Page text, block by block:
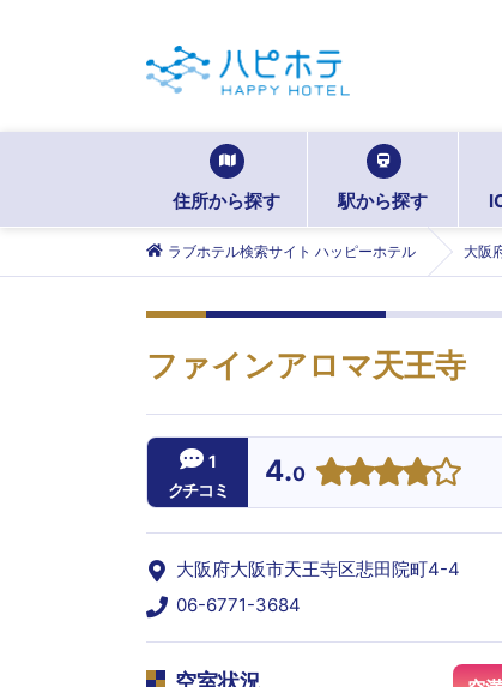
住所から探す 駅から探す
ラブホテル検索サイト ハッピーホテル 大阪
ファインアロマ天王寺
1
クチコミ
4.0
大阪府大阪市天王寺区悲田院町4-4
06-6771-3684
空室状況